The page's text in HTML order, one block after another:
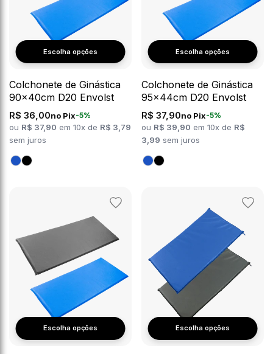
Escolha opções
Colchonete de Ginástica
90x40cm D20 Envolst
R$ 36,00no Pix-5%
ou R$ 37,90 em 10x de R$ 3,79
sem juros
Escolha opções
Colchonete de Ginástica
95x44cm D20 Envolst
R$ 37,90no Pix-5%
ou R$ 39,90 em 10x de R$
3,99 sem juros
Adicionar
Escolha opções Escolha opções